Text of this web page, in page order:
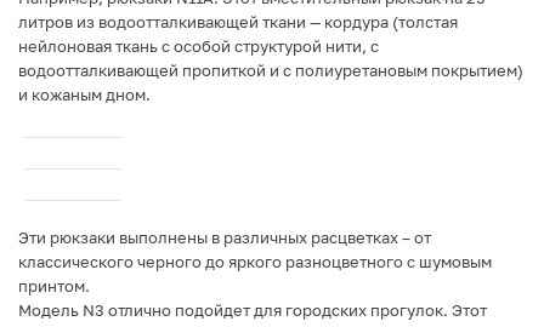
литров из водоотталкивающей ткани — кордура (толстая
нейлоновая ткань с особой структурой нити, с
водоотталкивающей пропиткой и с полиуретановым покрытием)
и кожаным дном.
Эти рюкзаки выполнены в различных расцветках – от
классического черного до яркого разноцветного с шумовым
принтом.
Модель N3 отлично подойдет для городских прогулок. Этот